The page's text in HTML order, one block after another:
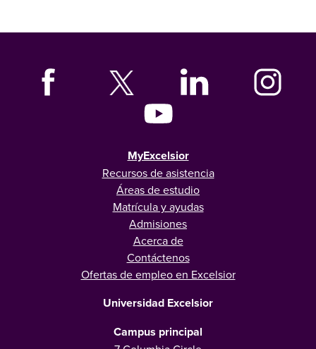
MyExcelsior
Recursos de asistencia
Áreas de estudio
Matrícula y ayudas
Admisiones
Acerca de
Contáctenos
Ofertas de empleo en Excelsior
Universidad Excelsior
Campus principal